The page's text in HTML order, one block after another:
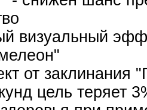
визуальный
от заклинания
цель теряет